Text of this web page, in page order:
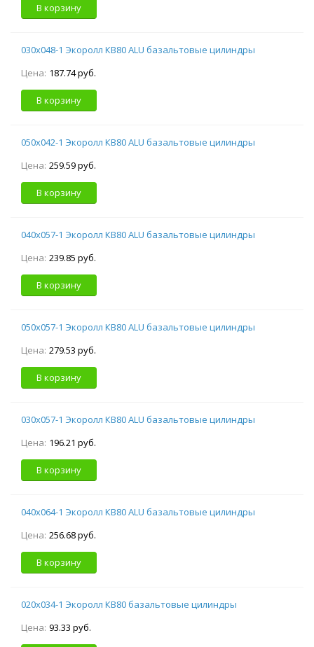
В корзину
030х048-1 Экоролл КВ80 ALU базальтовые цилиндры
Цена: 187.74 руб.
В корзину
050х042-1 Экоролл КВ80 ALU базальтовые цилиндры
Цена: 259.59 руб.
В корзину
040х057-1 Экоролл КВ80 ALU базальтовые цилиндры
Цена: 239.85 руб.
В корзину
050х057-1 Экоролл КВ80 ALU базальтовые цилиндры
Цена: 279.53 руб.
В корзину
030х057-1 Экоролл КВ80 ALU базальтовые цилиндры
Цена: 196.21 руб.
В корзину
040х064-1 Экоролл КВ80 ALU базальтовые цилиндры
Цена: 256.68 руб.
В корзину
020х034-1 Экоролл КВ80 базальтовые цилиндры
Цена: 93.33 руб.